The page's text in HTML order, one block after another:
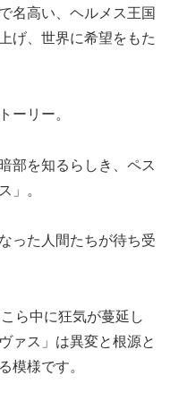
名高い、ヘルメス王国
げ、世界に希望をもた
ーリー。
部を知るらしき、ペス
」。
った人間たちが待ち受
ら中に狂気が蔓延し
ァス」は異変と根源と
模様です。